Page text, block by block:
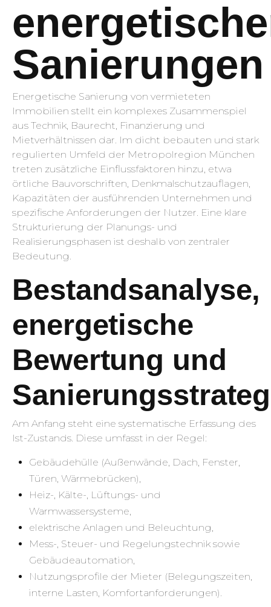
Sanierungen
Energetische Sanierung von vermieteten
Immobilien stellt ein komplexes Zusammenspiel
aus Technik, Baurecht, Finanzierung und
Mietverhältnissen dar. Im dicht bebauten und stark
regulierten Umfeld der Metropolregion München
treten zusätzliche Einflussfaktoren hinzu, etwa
örtliche Bauvorschriften, Denkmalschutzauflagen,
Kapazitäten der ausführenden Unternehmen und
spezifische Anforderungen der Nutzer. Eine klare
Strukturierung der Planungs- und
Realisierungsphasen ist deshalb von zentraler
Bedeutung.
Bestandsanalyse,
energetische
Bewertung und
Am Anfang steht eine systematische Erfassung des
Ist-Zustands. Diese umfasst in der Regel:
Gebäudehülle (Außenwände, Dach, Fenster,
Türen, Wärmebrücken),
Heiz-, Kälte-, Lüftungs- und
Warmwassersysteme,
elektrische Anlagen und Beleuchtung,
Mess-, Steuer- und Regelungstechnik sowie
Gebäudeautomation,
Nutzungsprofile der Mieter (Belegungszeiten,
interne Lasten, Komfortanforderungen).